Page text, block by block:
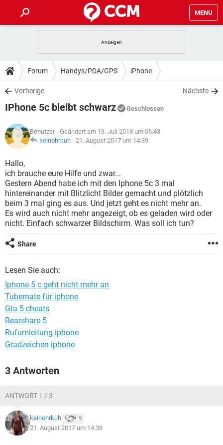
MENU
ANDROID IOS
WINDOWS 10
WHATSAPP TIKTOK
FACEBOOK
TIPPS & TRICKS
SPIELE STREAMING
WHATSAPP TIKTOK
FACEBOOK
DOWNLOADS
SPIELE STREAMING
ANDROID
WINDOWS 10 INSTAGRAM
WHATSAPP
FACEBOOK HARDWARE
SPIELE STREAMING
ANDROID
WINDOWS 10
WHATSAPP TIKTOK
FACEBOOK HARDWARE
LEXIKON
SPIELE
ANDROID IOS
WINDOWS 10 INSTAGRAM
WHATSAPP TIKTOK
FACEBOOK HARDWARE
Forum Handys/PDA/GPS iPhone
Vorherige Nächste
IPhone 5c bleibt schwarz Geschlossen
Benutzer - Geändert am 13. Juli 2018 um 06:43
keinohrkuh - 21. August 2017 um 14:39
Hallo,
ich brauche eure Hilfe und zwar...
Gestern Abend habe ich mit den Iphone 5c 3 mal
hintereinander mit Blitzlicht Bilder gemacht und plötzlich
beim 3 mal ging es aus. Und jetzt geht es nicht mehr an.
Es wird auch nicht mehr angezeigt, ob es geladen wird oder
nicht. Einfach schwarzer Bildschirm. Was soll ich tun?
Share
Lesen Sie auch:
Iphone 5 c geht nicht mehr an
Tubemate für iphone
Gta 5 cheats
Bearshare 5
Rufumleitung iphone
Gradzeichen iphone
3 Antworten
ANTWORT 1 / 3
keinohrkuh 9
21. August 2017 um 14:39